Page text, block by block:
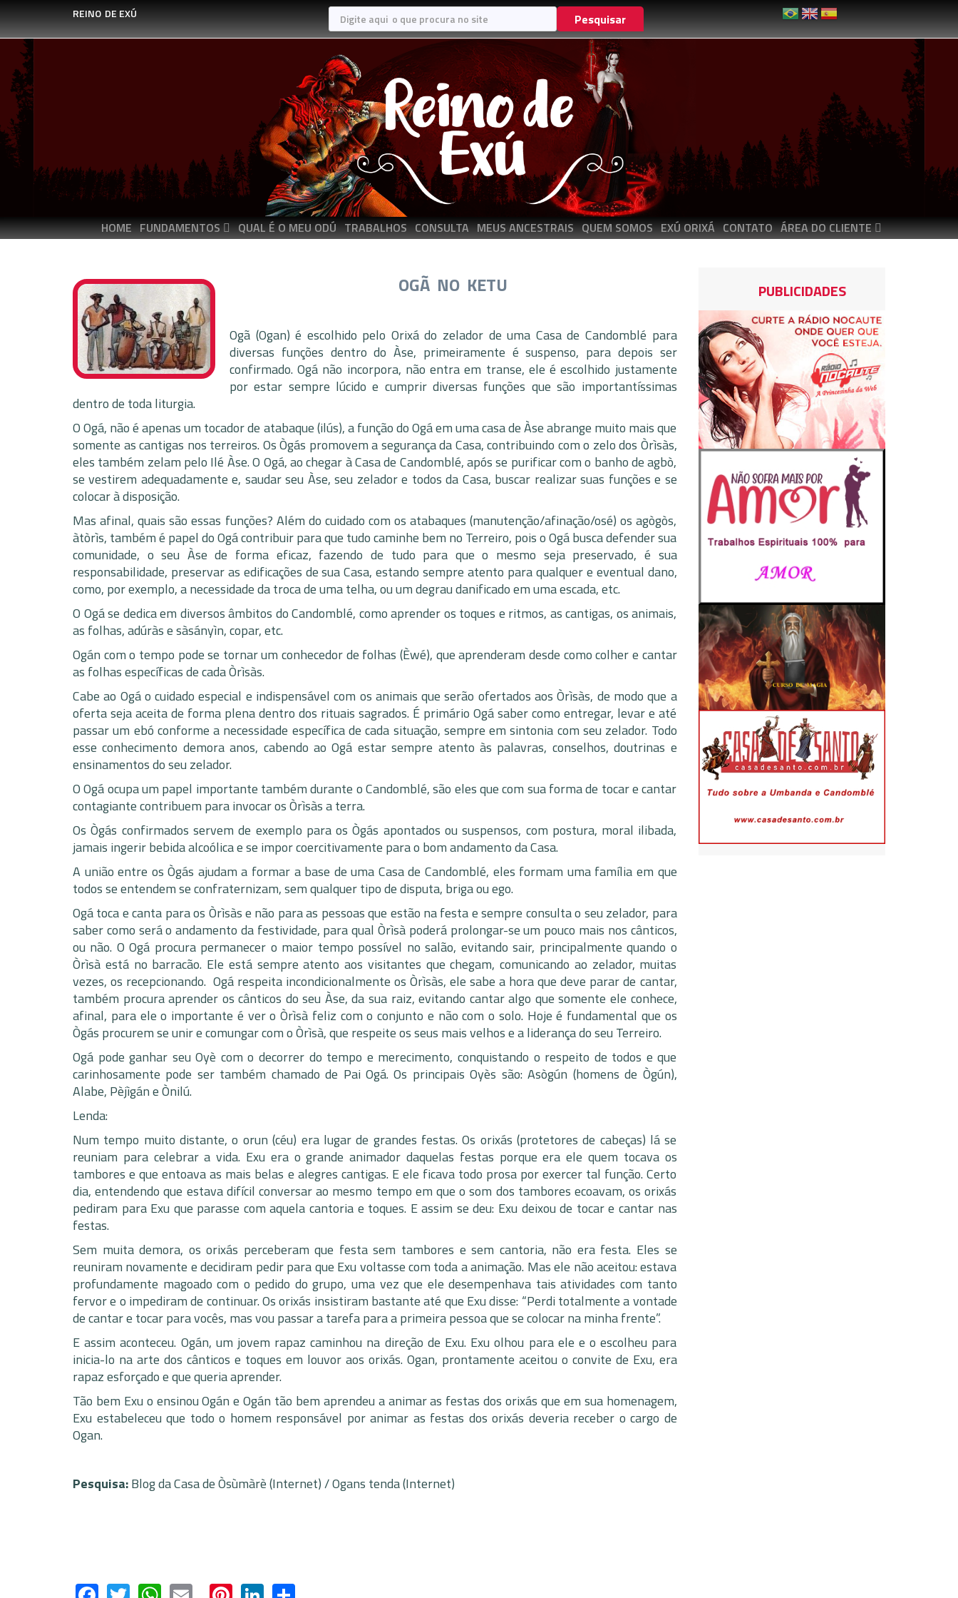
REINO DE EXÚ Pesquisar
HOME FUNDAMENTOS QUAL É O MEU ODÚ TRABALHOS CONSULTA MEUS ANCESTRAIS QUEM SOMOS EXÚ ORIXÁ CONTATO ÁREA DO CLIENTE
OGÃ NO KETU
Ogã (Ogan) é escolhido pelo Orixá do zelador de uma Casa de Candomblé para
diversas funções dentro do Àse, primeiramente é suspenso, para depois ser
confirmado. Ogá não incorpora, não entra em transe, ele é escolhido justamente
por estar sempre lúcido e cumprir diversas funções que são importantíssimas
dentro de toda liturgia.
O Ogá, não é apenas um tocador de atabaque (ilús), a função do Ogá em uma casa de Àse abrange muito mais que
somente as cantigas nos terreiros. Os Ògás promovem a segurança da Casa, contribuindo com o zelo dos Òrìsàs,
eles também zelam pelo Ilé Àse. O Ogá, ao chegar à Casa de Candomblé, após se purificar com o banho de agbò,
se vestirem adequadamente e, saudar seu Àse, seu zelador e todos da Casa, buscar realizar suas funções e se
colocar à disposição.
Mas afinal, quais são essas funções? Além do cuidado com os atabaques (manutenção/afinação/osé) os agògòs,
àtòrìs, também é papel do Ogá contribuir para que tudo caminhe bem no Terreiro, pois o Ogá busca defender sua
comunidade, o seu Àse de forma eficaz, fazendo de tudo para que o mesmo seja preservado, é sua
responsabilidade, preservar as edificações de sua Casa, estando sempre atento para qualquer e eventual dano,
como, por exemplo, a necessidade da troca de uma telha, ou um degrau danificado em uma escada, etc.
O Ogá se dedica em diversos âmbitos do Candomblé, como aprender os toques e ritmos, as cantigas, os animais,
as folhas, adúràs e sàsányìn, copar, etc.
Ogán com o tempo pode se tornar um conhecedor de folhas (Èwé), que aprenderam desde como colher e cantar
as folhas específicas de cada Òrìsàs.
Cabe ao Ogá o cuidado especial e indispensável com os animais que serão ofertados aos Òrìsàs, de modo que a
oferta seja aceita de forma plena dentro dos rituais sagrados. É primário Ogá saber como entregar, levar e até
passar um ebó conforme a necessidade específica de cada situação, sempre em sintonia com seu zelador. Todo
esse conhecimento demora anos, cabendo ao Ogá estar sempre atento às palavras, conselhos, doutrinas e
ensinamentos do seu zelador.
O Ogá ocupa um papel importante também durante o Candomblé, são eles que com sua forma de tocar e cantar
contagiante contribuem para invocar os Òrìsàs a terra.
Os Ògás confirmados servem de exemplo para os Ògás apontados ou suspensos, com postura, moral ilibada,
jamais ingerir bebida alcoólica e se impor coercitivamente para o bom andamento da Casa.
A união entre os Ògás ajudam a formar a base de uma Casa de Candomblé, eles formam uma família em que
todos se entendem se confraternizam, sem qualquer tipo de disputa, briga ou ego.
Ogá toca e canta para os Òrìsàs e não para as pessoas que estão na festa e sempre consulta o seu zelador, para
saber como será o andamento da festividade, para qual Òrìsà poderá prolongar-se um pouco mais nos cânticos,
ou não. O Ogá procura permanecer o maior tempo possível no salão, evitando sair, principalmente quando o
Òrìsà está no barracão. Ele está sempre atento aos visitantes que chegam, comunicando ao zelador, muitas
vezes, os recepcionando. Ogá respeita incondicionalmente os Òrìsàs, ele sabe a hora que deve parar de cantar,
também procura aprender os cânticos do seu Àse, da sua raiz, evitando cantar algo que somente ele conhece,
afinal, para ele o importante é ver o Òrìsà feliz com o conjunto e não com o solo. Hoje é fundamental que os
Ògás procurem se unir e comungar com o Òrìsà, que respeite os seus mais velhos e a liderança do seu Terreiro.
Ogá pode ganhar seu Oyè com o decorrer do tempo e merecimento, conquistando o respeito de todos e que
carinhosamente pode ser também chamado de Pai Ogá. Os principais Oyès são: Asògún (homens de Ògún),
Alabe, Pèjìgán e Ònilú.
Lenda:
Num tempo muito distante, o orun (céu) era lugar de grandes festas. Os orixás (protetores de cabeças) lá se
reuniam para celebrar a vida. Exu era o grande animador daquelas festas porque era ele quem tocava os
tambores e que entoava as mais belas e alegres cantigas. E ele ficava todo prosa por exercer tal função. Certo
dia, entendendo que estava difícil conversar ao mesmo tempo em que o som dos tambores ecoavam, os orixás
pediram para Exu que parasse com aquela cantoria e toques. E assim se deu: Exu deixou de tocar e cantar nas
festas.
Sem muita demora, os orixás perceberam que festa sem tambores e sem cantoria, não era festa. Eles se
reuniram novamente e decidiram pedir para que Exu voltasse com toda a animação. Mas ele não aceitou: estava
profundamente magoado com o pedido do grupo, uma vez que ele desempenhava tais atividades com tanto
fervor e o impediram de continuar. Os orixás insistiram bastante até que Exu disse: “Perdi totalmente a vontade
de cantar e tocar para vocês, mas vou passar a tarefa para a primeira pessoa que se colocar na minha frente”.
E assim aconteceu. Ogán, um jovem rapaz caminhou na direção de Exu. Exu olhou para ele e o escolheu para
inicia-lo na arte dos cânticos e toques em louvor aos orixás. Ogan, prontamente aceitou o convite de Exu, era
rapaz esforçado e que queria aprender.
Tão bem Exu o ensinou Ogán e Ogán tão bem aprendeu a animar as festas dos orixás que em sua homenagem,
Exu estabeleceu que todo o homem responsável por animar as festas dos orixás deveria receber o cargo de
Ogan.
Pesquisa:Blog da Casa de Òsùmàrè (Internet) / Ogans tenda (Internet)
PUBLICIDADES